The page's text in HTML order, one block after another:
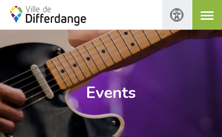
Events